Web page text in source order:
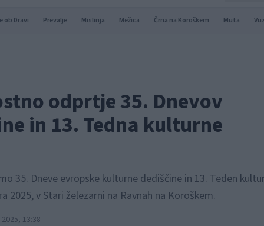
ob Dravi Prevalje Mislinja Mežica Črna na Koroškem Muta
odprtje 35. Dnevov
in 13. Tedna kulturne
35. Dneve evropske kulturne dediščine in 13. Teden
v Stari železarni na Ravnah na Koroškem.
13:38